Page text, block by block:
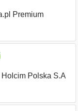
Premium
Holcim Polska S.A